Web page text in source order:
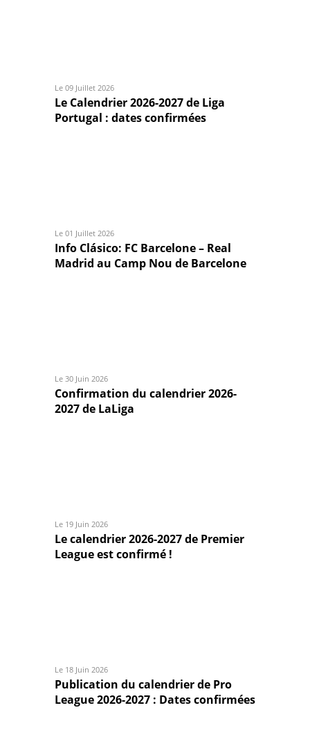
Le 09 Juillet 2026
Le Calendrier 2026-2027 de Liga
Portugal : dates confirmées
Le 01 Juillet 2026
Info Clásico: FC Barcelone – Real
Madrid au Camp Nou de Barcelone
Le 30 Juin 2026
Confirmation du calendrier 2026-
2027 de LaLiga
Le 19 Juin 2026
Le calendrier 2026-2027 de Premier
League est confirmé !
Le 18 Juin 2026
Publication du calendrier de Pro
League 2026-2027 : Dates confirmées